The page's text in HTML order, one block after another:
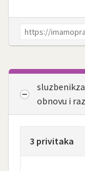
obnovu i
3 privitaka